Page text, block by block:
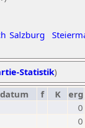
Salzburg
Statistik)
datum f K erg
0
0